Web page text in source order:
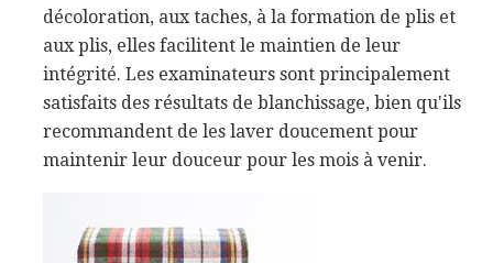
décoloration, aux taches, à la formation de plis et
aux plis, elles facilitent le maintien de leur
intégrité. Les examinateurs sont principalement
satisfaits des résultats de blanchissage, bien qu'ils
recommandent de les laver doucement pour
maintenir leur douceur pour les mois à venir.